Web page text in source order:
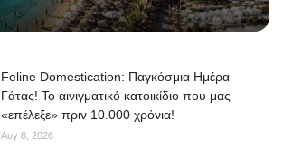
Feline Domestication: Παγκόσμια Ημέρα
Γάτας! Το αινιγματικό κατοικίδιο που μας
«επέλεξε» πριν 10.000 χρόνια!
Αυγ 8, 2026